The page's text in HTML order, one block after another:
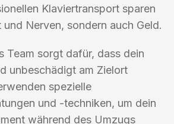
Klaviertransport sparen
Nerven, sondern auch Geld.
Team sorgt dafür, dass dein
unbeschädigt am Zielort
spezielle
und -techniken, um dein
während des Umzugs